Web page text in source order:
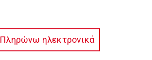
Πληρώνω ηλεκτρονικά